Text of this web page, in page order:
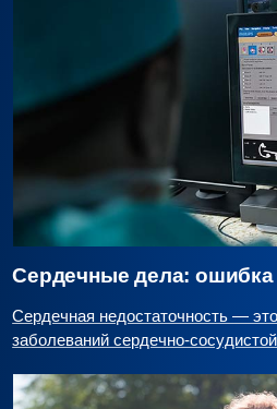
Сердечные дела:
Сердечная недостаточность —
заболеваний сердечно-